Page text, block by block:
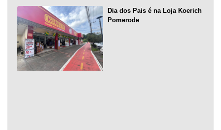
Dia dos Pais é na Loja Koerich
Pomerode